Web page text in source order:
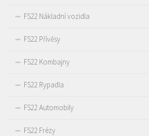
FS22 Nákladní vozidla
FS22 Přívěsy
FS22 Kombajny
FS22 Rypadla
FS22 Automobily
FS22 Frézy